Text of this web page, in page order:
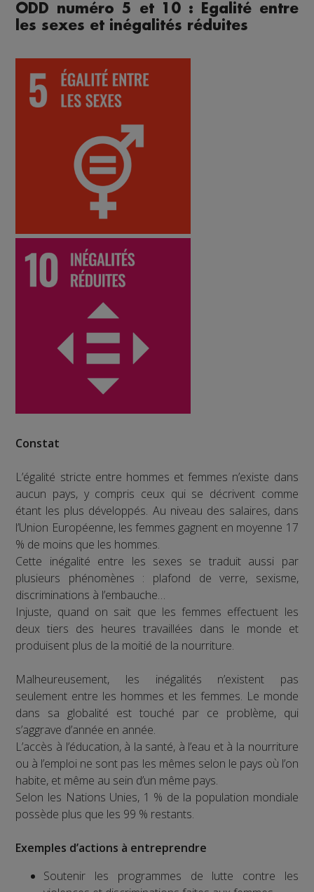
ODD numéro 5 et 10 : Egalité entre
les sexes et inégalités réduites
Constat
L’égalité stricte entre hommes et femmes n’existe dans
aucun pays, y compris ceux qui se décrivent comme
étant les plus développés. Au niveau des salaires, dans
l’Union Européenne, les femmes gagnent en moyenne 17
% de moins que les hommes.
Cette inégalité entre les sexes se traduit aussi par
plusieurs phénomènes : plafond de verre, sexisme,
discriminations à l’embauche…
Injuste, quand on sait que les femmes effectuent les
deux tiers des heures travaillées dans le monde et
produisent plus de la moitié de la nourriture.
Malheureusement, les inégalités n’existent pas
seulement entre les hommes et les femmes. Le monde
dans sa globalité est touché par ce problème, qui
s’aggrave d’année en année.
L’accès à l’éducation, à la santé, à l’eau et à la nourriture
ou à l’emploi ne sont pas les mêmes selon le pays où l’on
habite, et même au sein d’un même pays.
Selon les Nations Unies, 1 % de la population mondiale
possède plus que les 99 % restants.
Exemples d’actions à entreprendre
Soutenir les programmes de lutte contre les